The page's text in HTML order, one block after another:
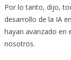
Por lo tanto, dijo,
desarrollo de la IA
hayan avanzado en
nosotros.